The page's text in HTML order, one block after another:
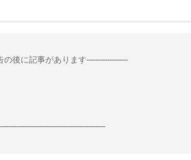
の後に記事があります--------------------